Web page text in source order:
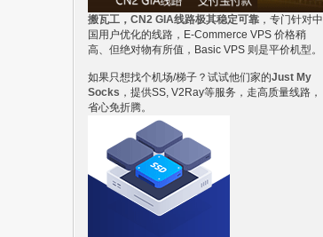
搬瓦工，CN2 GIA线路极其稳定可靠 ，专门针对中
国用户优化的线路，E-Commerce VPS 价格稍
高、但绝对物有所值，Basic VPS 则是平价机型。
如果只想找个机场/梯子？试试他们家的Just My
Socks ，提供SS, V2Ray等服务，走高质量线路，
省心免折腾。